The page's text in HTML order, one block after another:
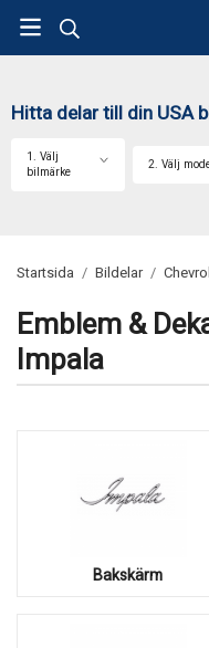
Hitta delar till din USA
1. Välj
bilmärke
2. Välj
Startsida / Bildelar /
Emblem &
Impala
Bakskärm